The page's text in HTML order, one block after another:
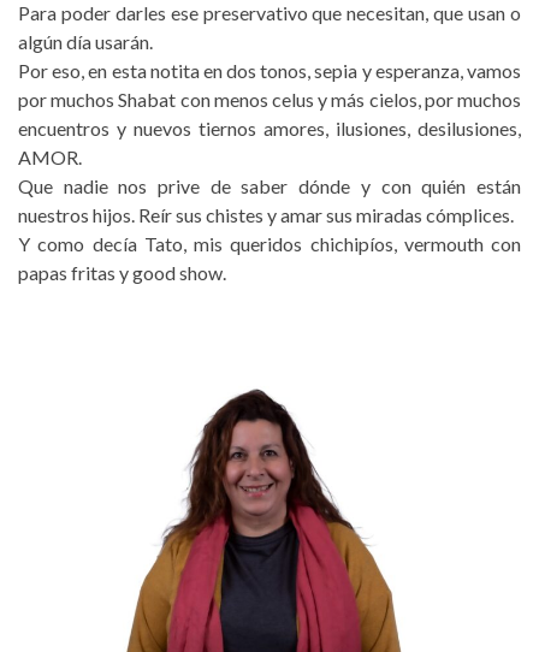
Para poder darles ese preservativo que necesitan, que usan o
algún día usarán.
Por eso, en esta notita en dos tonos, sepia y esperanza, vamos
por muchos Shabat con menos celus y más cielos, por muchos
encuentros y nuevos tiernos amores, ilusiones, desilusiones,
AMOR.
Que nadie nos prive de saber dónde y con quién están
nuestros hijos. Reír sus chistes y amar sus miradas cómplices.
Y como decía Tato, mis queridos chichipíos, vermouth con
papas fritas y good show.